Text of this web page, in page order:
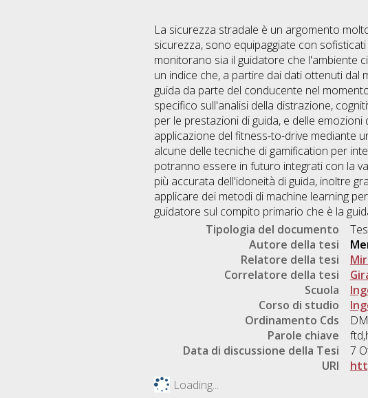
La sicurezza stradale è un argomento
sicurezza, sono equipaggiate con
monitorano sia il guidatore che l'ambiente
un indice che, a partire dai dati ottenuti
guida da parte del conducente nel
specifico sull'analisi della distrazione,
per le prestazioni di guida, e delle
applicazione del fitness-to-drive mediante
alcune delle tecniche di gamification per
potranno essere in futuro integrati con la
più accurata dell'idoneità di guida, inoltre
applicare dei metodi di machine learning
guidatore sul compito primario che è la
Tipologia del documento
Autore della tesi
Relatore della tesi
Correlatore della tesi
Scuola
Corso di studio
Ordinamento Cds
Parole chiave
Data di discussione della Tesi
7
URI
Loading...